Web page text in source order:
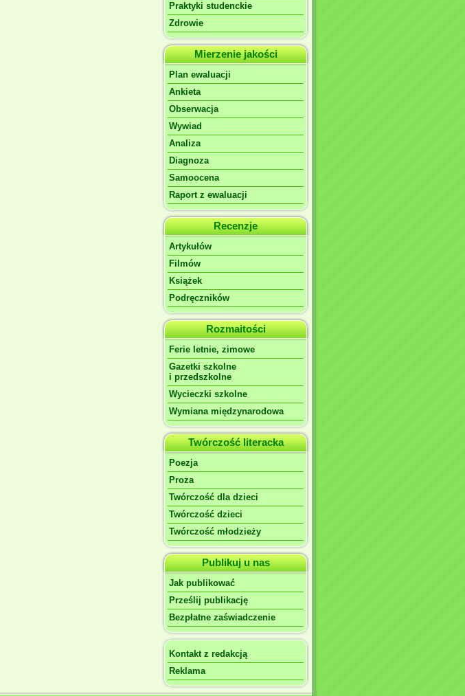
Praktyki studenckie
Zdrowie
Mierzenie jakości
Plan ewaluacji
Ankieta
Obserwacja
Wywiad
Analiza
Diagnoza
Samoocena
Raport z ewaluacji
Recenzje
Artykułów
Filmów
Książek
Podręczników
Rozmaitości
Ferie letnie, zimowe
Gazetki szkolne
i przedszkolne
Wycieczki szkolne
Wymiana międzynarodowa
Twórczość literacka
Poezja
Proza
Twórczość dla dzieci
Twórczość dzieci
Twórczość młodzieży
Publikuj u nas
Jak publikować
Prześlij publikację
Bezpłatne zaświadczenie
Kontakt z redakcją
Reklama